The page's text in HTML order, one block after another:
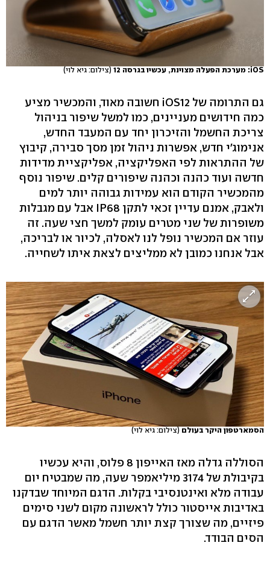
iOS: מערכת הפעלה מצוינת, עכשיו בגרסה 12 (צילום: גיא לוי)
גם התרומה של iOS12 חשובה מאוד, והמכשיר מציע
כמה חידושים מעניינים, כמו למשל שיפור בניהול
צריכת החשמל והזיכרון יחד עם המעבד החדש,
אנימוג'י חדש, אפשרות ניהול זמן מסך סבירה, קיבוץ
של ההתראות לפי האפליקציה, אפליקציית מדידות
חדשה ועוד כהנה וכהנה שיפורים קלים. שיפור נוסף
מהמכשיר הקודם הוא עמידות גבוהה יותר למים
ולאבק, אמנם עדיין זכאי לתקן IP68 אבל עם מגבלות
משופרות של שני מטרים עומק למשך חצי שעה. זה
עוזר אם המכשיר נופל לנו לאסלה, לכיור או לבריכה,
אבל אנחנו כמובן לא ממליצים לצאת איתו לשחייה.
הסמארטפון היקר בעולם (צילום: גיא לוי)
הסוללה גדלה מאז האייפון 8 פלוס, והיא עכשיו
בקיבולת של 3174 מיליאמפר שעה, מה שמבטיח יום
עבודה מלא ואינטנסיבי בקלות. הדגם המיוחד שבדקנו
באדיבות אייסטור כולל לראשונה מקום לשני סימים
פיזיים, מה שצורך קצת יותר חשמל מאשר הדגם עם
הסים הבודד.